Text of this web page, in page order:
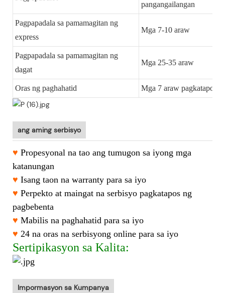
pangangailangan
Pagpapadala sa pamamagitan ng
express
Mga 7-10 araw
Pagpapadala sa pamamagitan ng
dagat
Mga 25-35 araw
Oras ng paghahatid Mga 7 araw pagkatapos
ang aming serbisyo
♥ Propesyonal na tao ang tumugon sa iyong mga
katanungan
♥ Isang taon na warranty para sa iyo
♥ Perpekto at maingat na serbisyo pagkatapos ng
pagbebenta
♥ Mabilis na paghahatid para sa iyo
♥ 24 na oras na serbisyong online para sa iyo
Sertipikasyon sa Kalita:
Impormasyon sa Kumpanya